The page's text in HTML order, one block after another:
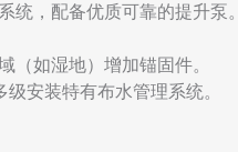
统，配备优质可靠的提升泵。
（如湿地）增加锚固件。
级安装特有布水管理系统。